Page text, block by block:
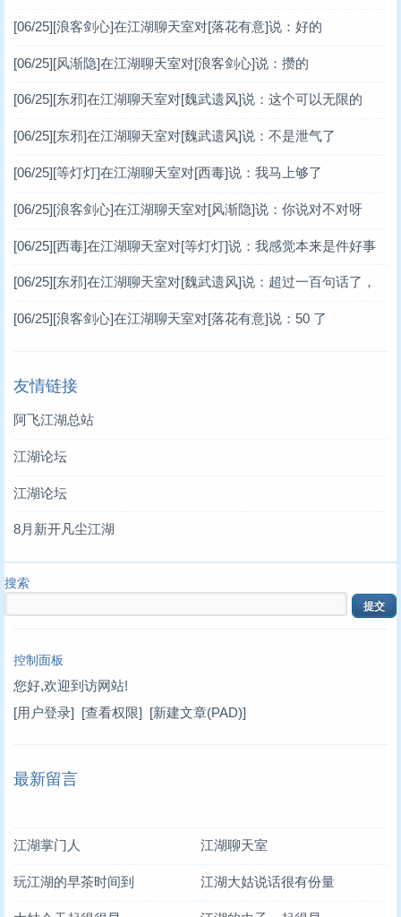
[06/25][浪客剑心]在江湖聊天室对[落花有意]说：好的
[06/25][风渐隐]在江湖聊天室对[浪客剑心]说：攒的
[06/25][东邪]在江湖聊天室对[魏武遗风]说：这个可以无限的
[06/25][东邪]在江湖聊天室对[魏武遗风]说：不是泄气了
[06/25][等灯灯]在江湖聊天室对[西毒]说：我马上够了
[06/25][浪客剑心]在江湖聊天室对[风渐隐]说：你说对不对呀
[06/25][西毒]在江湖聊天室对[等灯灯]说：我感觉本来是件好事
[06/25][东邪]在江湖聊天室对[魏武遗风]说：超过一百句话了，
[06/25][浪客剑心]在江湖聊天室对[落花有意]说：50 了
友情链接
阿飞江湖总站
江湖论坛
江湖论坛
8月新开凡尘江湖
搜索
控制面板
您好,欢迎到访网站!
[用户登录] [查看权限] [新建文章(PAD)]
最新留言
江湖掌门人 江湖聊天室
玩江湖的早茶时间到 江湖大姑说话很有份量